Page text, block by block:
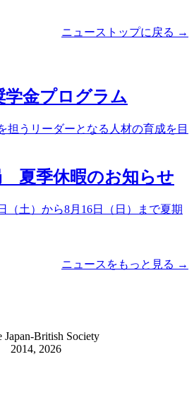
ニューストップに戻る →
金プログラム
担うリーダーとなる人材の育成を目
夏季休暇のお知らせ
（土）から8月16日（日）まで夏期
ニュースをもっと見る →
British Society
2014, 2026